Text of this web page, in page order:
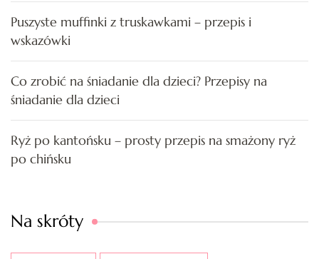
Puszyste muffinki z truskawkami – przepis i
wskazówki
Co zrobić na śniadanie dla dzieci? Przepisy na
śniadanie dla dzieci
Ryż po kantońsku – prosty przepis na smażony ryż
po chińsku
Na skróty